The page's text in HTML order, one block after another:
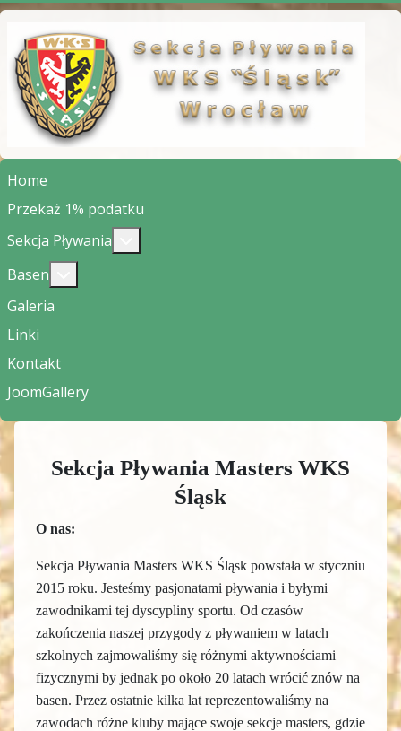
Home
Przekaż 1% podatku
Sekcja Pływania
Basen
Galeria
Linki
Kontakt
JoomGallery
Sekcja Pływania Masters WKS
Śląsk
O nas:
Sekcja Pływania Masters WKS Śląsk powstała w styczniu
2015 roku. Jesteśmy pasjonatami pływania i byłymi
zawodnikami tej dyscypliny sportu. Od czasów
zakończenia naszej przygody z pływaniem w latach
szkolnych zajmowaliśmy się różnymi aktywnościami
fizycznymi by jednak po około 20 latach wrócić znów na
basen. Przez ostatnie kilka lat reprezentowaliśmy na
zawodach różne kluby mające swoje sekcje masters, gdzie